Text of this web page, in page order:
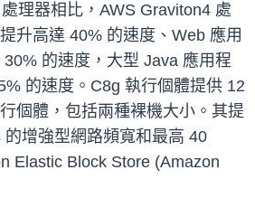
理器相比，AWS Graviton4 處
升高達 40% 的速度、Web 應用
的速度，大型 Java 應用程
的速度。C8g 執行個體提供 12
個體，包括兩種裸機大小。其提
增強型網路頻寬和最高 40
Elastic Block Store (Amazon